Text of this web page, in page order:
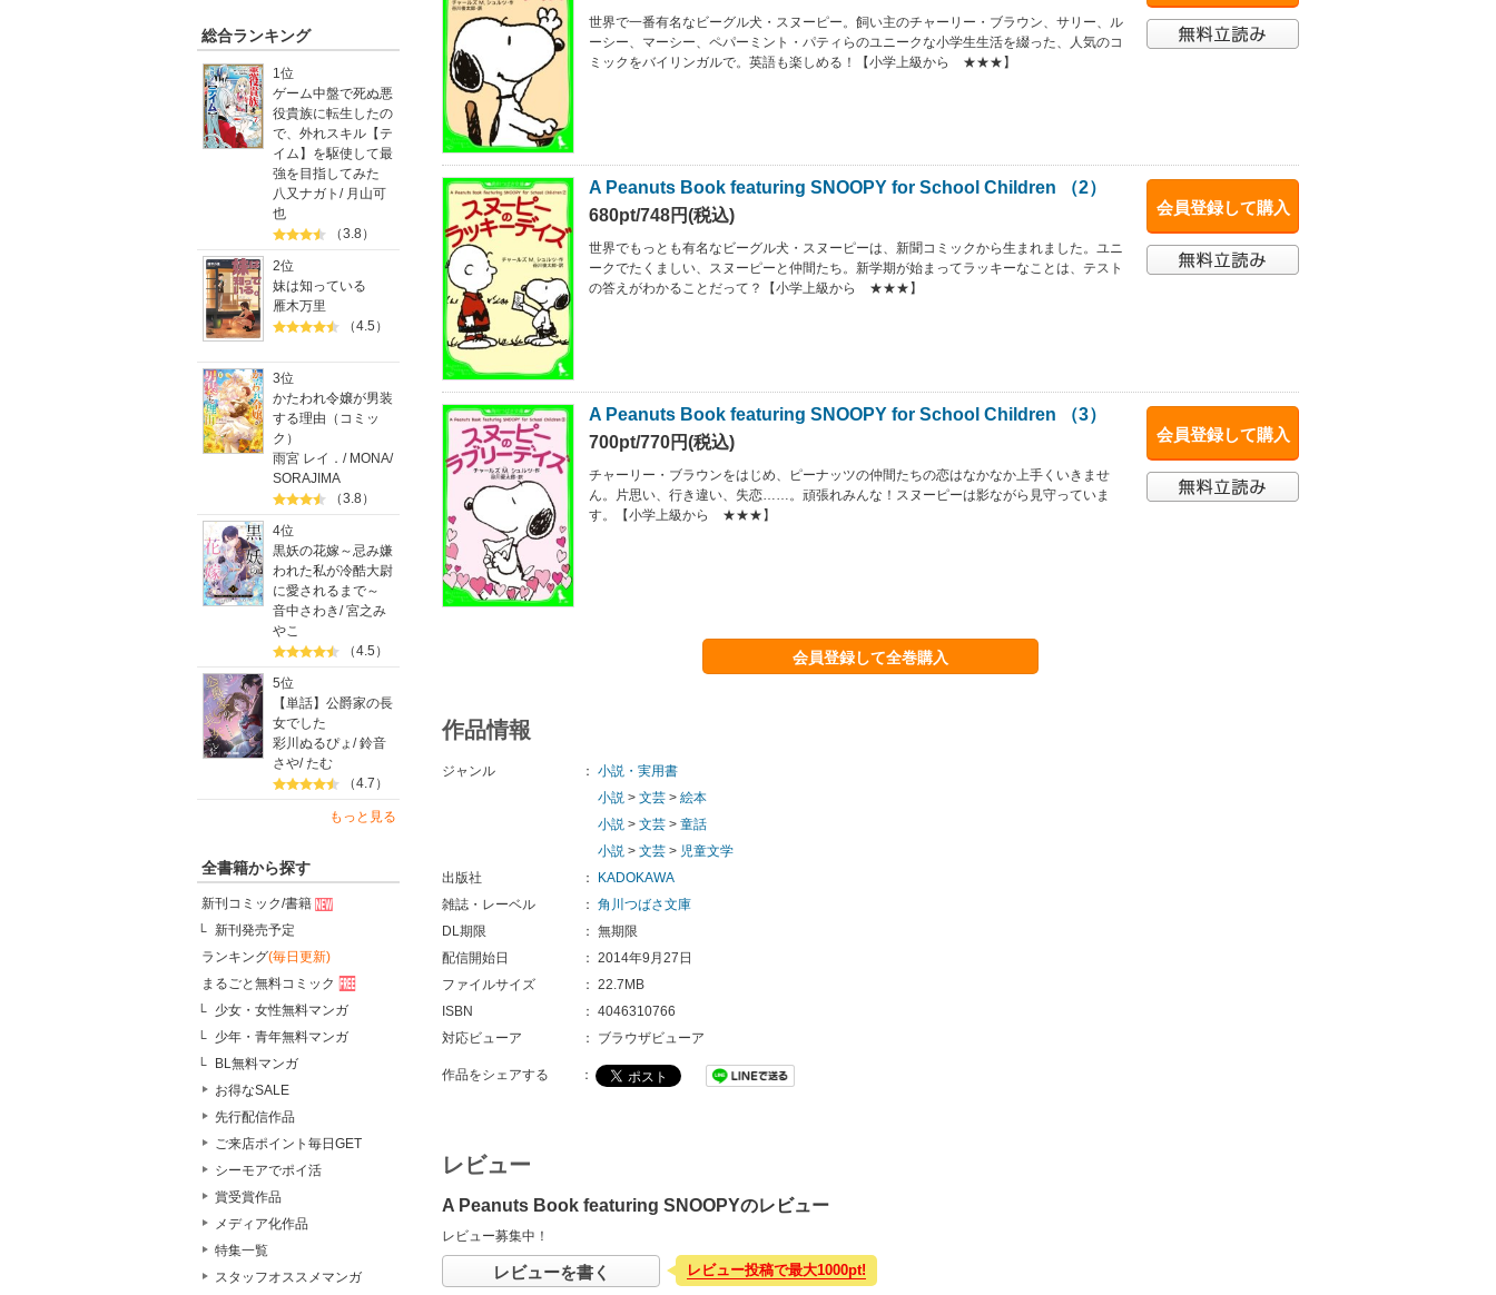
総合ランキング
1位
ゲーム中盤で死ぬ悪
役貴族に転生したの
で、外れスキル【テ
イム】を駆使して最
強を目指してみた
八又ナガト / 月山可
也
（3.8）
2位
妹は知っている
雁木万里
（4.5）
3位
かたわれ令嬢が男装
する理由（コミッ
ク）
雨宮 レイ． / MONA/
SORAJIMA
（3.8）
4位
黒妖の花嫁～忌み嫌
われた私が冷酷大尉
に愛されるまで～
音中さわき/宮之み
やこ
（4.5）
5位
【単話】公爵家の長
女でした
彩川ぬるぴょ /鈴音
さや/たむ
（4.7）
もっと見る
全書籍から探す
新刊コミック/書籍
新刊発売予定
ランキング(毎日更新)
まるごと無料コミック
少女・女性無料マンガ
少年・青年無料マンガ
BL無料マンガ
お得なSALE
先行配信作品
ご来店ポイント毎日GET
シーモアでポイ活
賞受賞作品
メディア化作品
特集一覧
スタッフオススメマンガ
世界で一番有名なビーグル犬・スヌーピー。飼い主のチャーリー・ブラウン、サリー、ル
ーシー、マーシー、ペパーミント・パティらのユニークな小学生生活を綴った、人気のコ
ミックをバイリンガルで。英語も楽しめる！【小学上級から ★★★】
会員登録して購入
A Peanuts Book featuring SNOOPY for School Children （2）
680pt/748円(税込)
世界でもっとも有名なビーグル犬・スヌーピーは、新聞コミックから生まれました。ユニ
ークでたくましい、スヌーピーと仲間たち。新学期が始まってラッキーなことは、テスト
の答えがわかることだって？【小学上級から ★★★】
会員登録して購入
A Peanuts Book featuring SNOOPY for School Children （3）
700pt/770円(税込)
チャーリー・ブラウンをはじめ、ピーナッツの仲間たちの恋はなかなか上手くいきませ
ん。片思い、行き違い、失恋……。頑張れみんな！スヌーピーは影ながら見守っていま
す。【小学上級から ★★★】
会員登録して全巻購入
作品情報
ジャンル ： 小説・実用書
小説 > 文芸 > 絵本
小説 > 文芸 > 童話
小説 > 文芸 > 児童文学
出版社
：
KADOKAWA
雑誌・レーベル
： 角川つばさ文庫
DL期限
： 無期限
配信開始日
： 2014年9月27日
ファイルサイズ
： 22.7MB
ISBN
： 4046310766
対応ビューア
： ブラウザビューア
作品をシェアする ：
レビュー
A Peanuts Book featuring SNOOPYのレビュー
レビュー募集中！
レビューを書く レビュー投稿で最大1000pt!